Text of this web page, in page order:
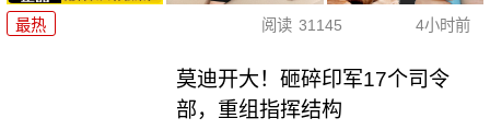
最热 阅读 31145 4小时前
莫迪开大！砸碎印军17个司令
部，重组指挥结构